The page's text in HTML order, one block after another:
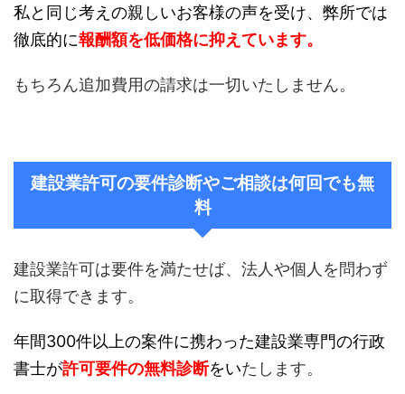
私と同じ考えの親しいお客様の声を受け、弊所では
徹底的に報酬額を低価格に抑えています。
もちろん追加費用の請求は一切いたしません。
建設業許可の要件診断やご相談は何回でも無
料
建設業許可は要件を満たせば、法人や個人を問わず
に取得できます。
年間300件以上の案件に携わった建設業専門の行政
書士が許可要件の無料診断をいたします。